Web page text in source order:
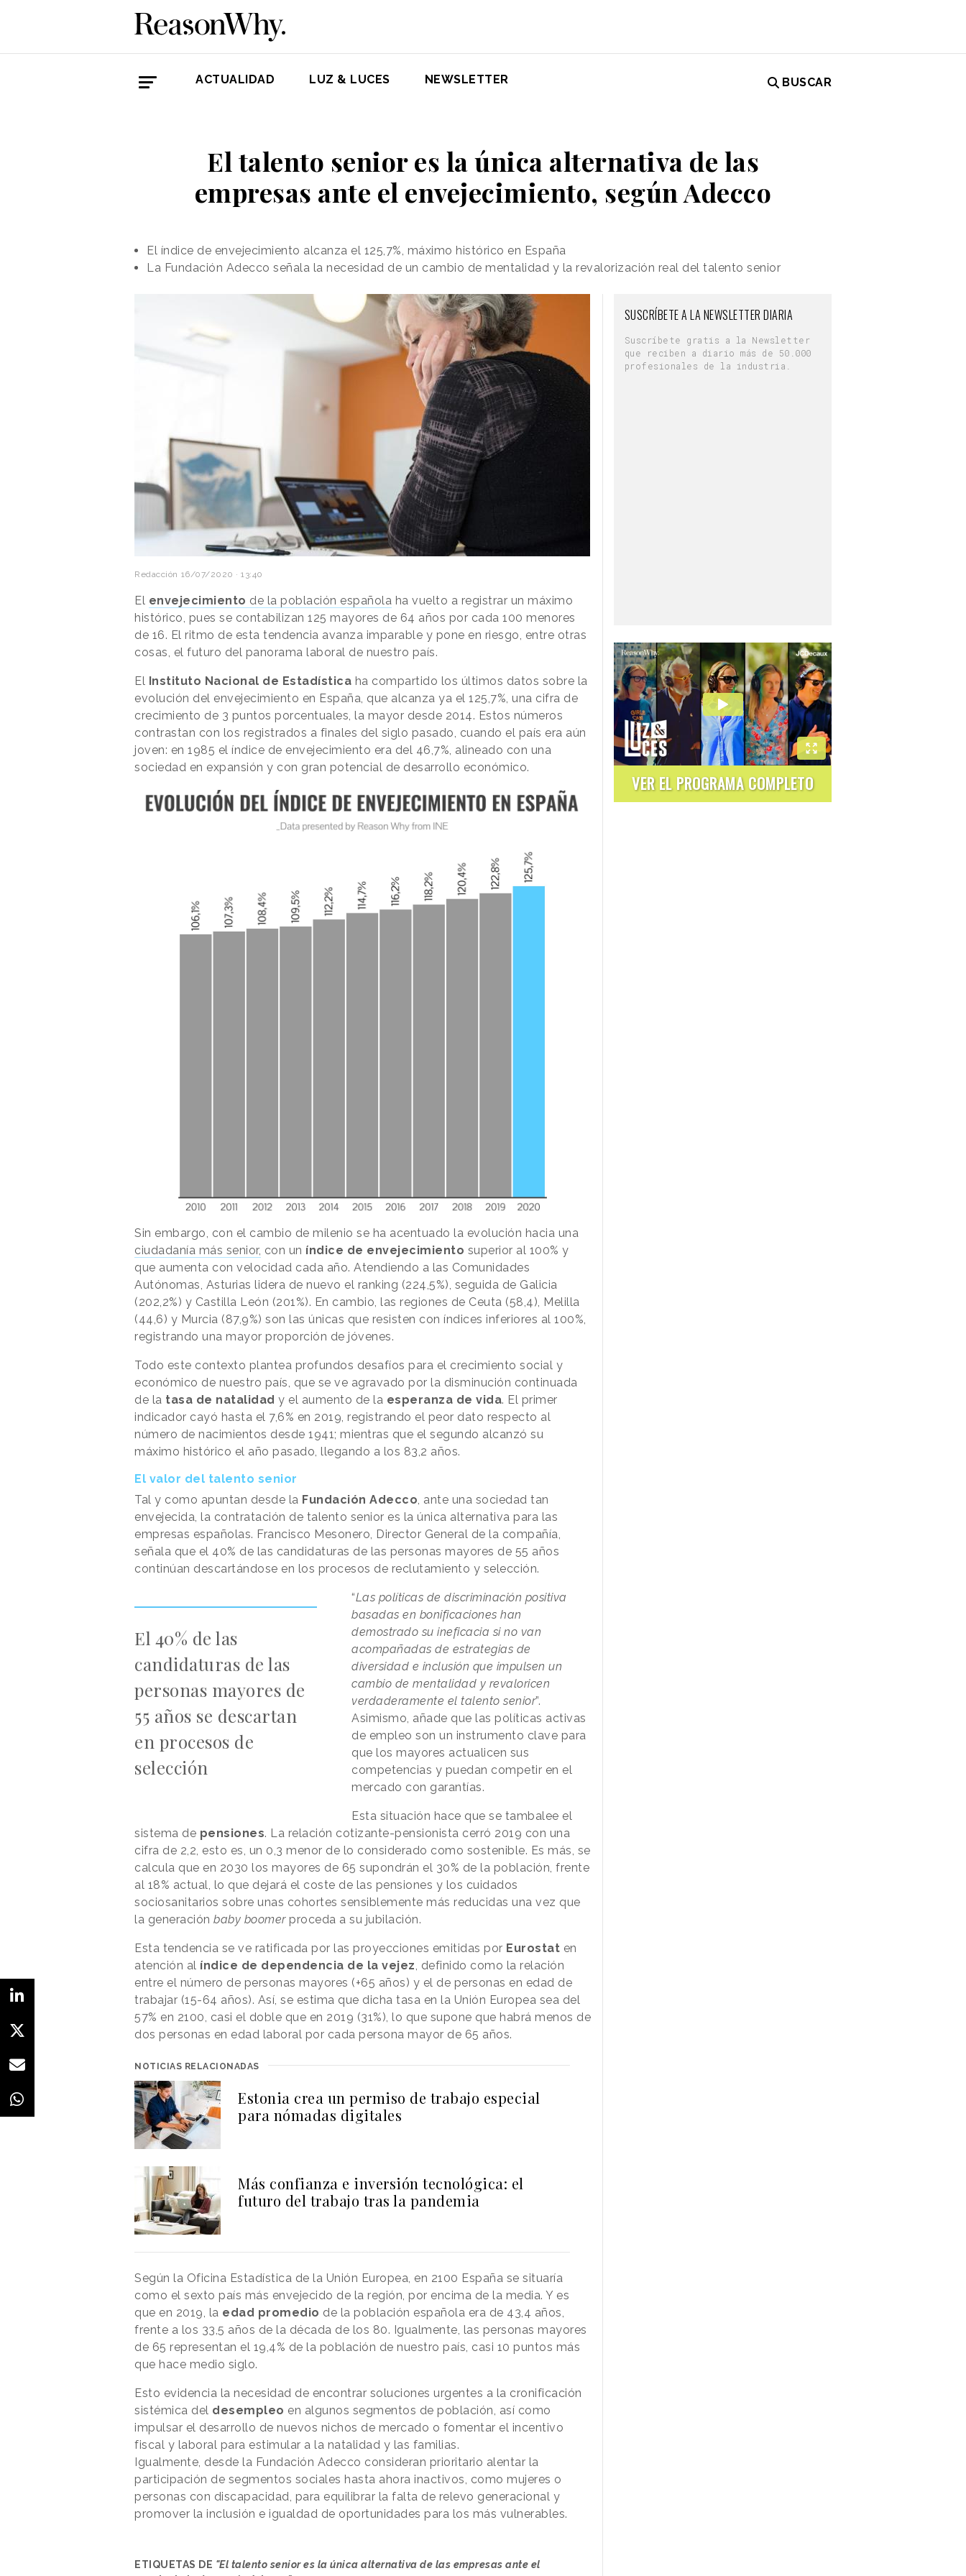
ACTUALIDAD LUZ & LUCES NEWSLETTER BUSCAR
El talento senior es la única alternativa de las
empresas ante el envejecimiento, según Adecco
El índice de envejecimiento alcanza el 125,7%, máximo histórico en España
La Fundación Adecco señala la necesidad de un cambio de mentalidad y la revalorización real del talento senior
Redacción 16/07/2020 · 13:40
El envejecimiento de la población española ha vuelto a registrar un máximo
histórico, pues se contabilizan 125 mayores de 64 años por cada 100 menores
de 16. El ritmo de esta tendencia avanza imparable y pone en riesgo, entre otras
cosas, el futuro del panorama laboral de nuestro país.
El Instituto Nacional de Estadística ha compartido los últimos datos sobre la
evolución del envejecimiento en España, que alcanza ya el 125,7%, una cifra de
crecimiento de 3 puntos porcentuales, la mayor desde 2014. Estos números
contrastan con los registrados a finales del siglo pasado, cuando el país era aún
joven: en 1985 el índice de envejecimiento era del 46,7%, alineado con una
sociedad en expansión y con gran potencial de desarrollo económico.
Sin embargo, con el cambio de milenio se ha acentuado la evolución hacia una
ciudadanía más senior, con un índice de envejecimiento superior al 100% y
que aumenta con velocidad cada año. Atendiendo a las Comunidades
Autónomas, Asturias lidera de nuevo el ranking (224,5%), seguida de Galicia
(202,2%) y Castilla León (201%). En cambio, las regiones de Ceuta (58,4), Melilla
(44,6) y Murcia (87,9%) son las únicas que resisten con índices inferiores al 100%,
registrando una mayor proporción de jóvenes.
Todo este contexto plantea profundos desafíos para el crecimiento social y
económico de nuestro país, que se ve agravado por la disminución continuada
de la tasa de natalidad y el aumento de la esperanza de vida. El primer
indicador cayó hasta el 7,6% en 2019, registrando el peor dato respecto al
número de nacimientos desde 1941; mientras que el segundo alcanzó su
máximo histórico el año pasado, llegando a los 83,2 años.
El valor del talento senior
Tal y como apuntan desde la Fundación Adecco, ante una sociedad tan
envejecida, la contratación de talento senior es la única alternativa para las
empresas españolas. Francisco Mesonero, Director General de la compañía,
señala que el 40% de las candidaturas de las personas mayores de 55 años
continúan descartándose en los procesos de reclutamiento y selección.
El 40% de las
candidaturas de las
personas mayores de
55 años se descartan
en procesos de
selección
“Las políticas de discriminación positiva
basadas en bonificaciones han
demostrado su ineficacia si no van
acompañadas de estrategias de
diversidad e inclusión que impulsen un
cambio de mentalidad y revaloricen
verdaderamente el talento senior”.
Asimismo, añade que las políticas activas
de empleo son un instrumento clave para
que los mayores actualicen sus
competencias y puedan competir en el
mercado con garantías.
Esta situación hace que se tambalee el
sistema de pensiones. La relación cotizante-pensionista cerró 2019 con una
cifra de 2,2, esto es, un 0,3 menor de lo considerado como sostenible. Es más, se
calcula que en 2030 los mayores de 65 supondrán el 30% de la población, frente
al 18% actual, lo que dejará el coste de las pensiones y los cuidados
sociosanitarios sobre unas cohortes sensiblemente más reducidas una vez que
la generación baby boomerproceda a su jubilación.
Esta tendencia se ve ratificada por las proyecciones emitidas por Eurostat en
atención al índice de dependencia de la vejez, definido como la relación
entre el número de personas mayores (+65 años) y el de personas en edad de
trabajar (15-64 años). Así, se estima que dicha tasa en la Unión Europea sea del
57% en 2100, casi el doble que en 2019 (31%), lo que supone que habrá menos de
dos personas en edad laboral por cada persona mayor de 65 años.
NOTICIAS RELACIONADAS
Estonia crea un permiso de trabajo especial
para nómadas digitales
Más confianza e inversión tecnológica: el
futuro del trabajo tras la pandemia
Según la Oficina Estadística de la Unión Europea, en 2100 España se situaría
como el sexto país más envejecido de la región, por encima de la media. Y es
que en 2019, la edad promedio de la población española era de 43,4 años,
frente a los 33,5 años de la década de los 80. Igualmente, las personas mayores
de 65 representan el 19,4% de la población de nuestro país, casi 10 puntos más
que hace medio siglo.
Esto evidencia la necesidad de encontrar soluciones urgentes a la cronificación
sistémica del desempleo en algunos segmentos de población, así como
impulsar el desarrollo de nuevos nichos de mercado o fomentar el incentivo
fiscal y laboral para estimular a la natalidad y las familias.
Igualmente, desde la Fundación Adecco consideran prioritario alentar la
participación de segmentos sociales hasta ahora inactivos, como mujeres o
personas con discapacidad, para equilibrar la falta de relevo generacional y
promover la inclusión e igualdad de oportunidades para los más vulnerables.
ETIQUETAS DE "El talento senior es la única alternativa de las empresas ante el
SUSCRÍBETE A LA NEWSLETTER DIARIA
Suscríbete gratis a la Newsletter
que reciben a diario más de 50.000
profesionales de la industria.
VER EL PROGRAMA COMPLETO